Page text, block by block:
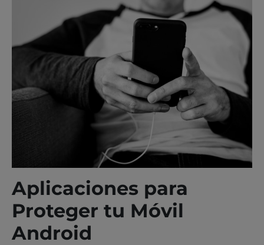
Aplicaciones para
Proteger tu Móvil
Android